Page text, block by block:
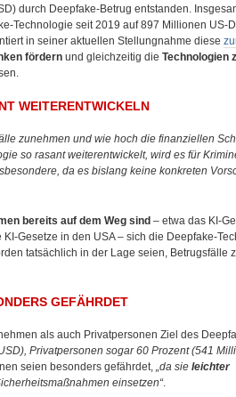
durch Deepfake-Betrug entstanden.
Technologie seit 2019 auf 897 Millionen US-
in seiner aktuellen Stellungnahme diese
fördern und gleichzeitig die Technologien
WEITERENTWICKELN
zunehmen und wie hoch die finanziellen
so rasant weiterentwickelt, wird es für
da es bislang keine konkreten
bereits auf dem Weg sind – etwa das KI-
Gesetze in den USA – sich die Deepfake-
tatsächlich in der Lage seien, Betrugsfälle
GEFÄHRDET
als auch Privatpersonen Ziel des
Privatpersonen sogar 60 Prozent (541
seien besonders gefährdet, „da sie leichter
einsetzen“.